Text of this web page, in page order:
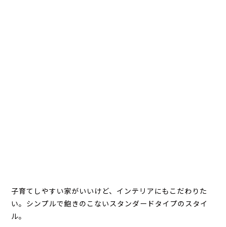
子育てしやすい家がいいけど、インテリアにもこだわりた
い。シンプルで飽きのこないスタンダードタイプのスタイ
ル。